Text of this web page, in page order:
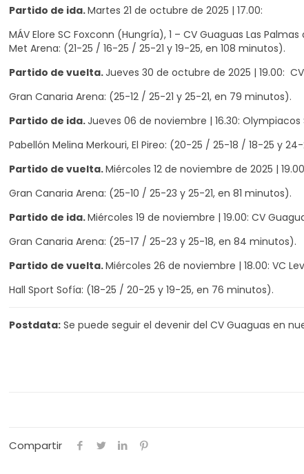
Partido de ida.Martes 21 de octubre de 2025 | 17.00:
MÁV Elore SC Foxconn (Hungría), 1 – CV Guaguas Las
Met Arena: (21-25 / 16-25 / 25-21 y 19-25, en 108 minutos).
Partido de vuelta.Jueves 30 de octubre de 2025 | 19.00:
Gran Canaria Arena: (25-12 / 25-21 y 25-21, en 79 minutos).
Partido de ida.Jueves 06 de noviembre | 16.30: Olympiacos
Pabellón Melina Merkouri, El Pireo: (20-25 / 25-18 / 18-25 y
Partido de vuelta.Miércoles 12 de noviembre de 2025 |
Gran Canaria Arena: (25-10 / 25-23 y 25-21, en 81 minutos).
Partido de ida.Miércoles 19 de noviembre | 19.00: CV
Gran Canaria Arena: (25-17 / 25-23 y 25-18, en 84 minutos).
Partido de vuelta.Miércoles 26 de noviembre | 18.00: VC
Hall Sport Sofía: (18-25 / 20-25 y 19-25, en 76 minutos).
Postdata: Se puede seguir el devenir del CV Guaguas en
Compartir